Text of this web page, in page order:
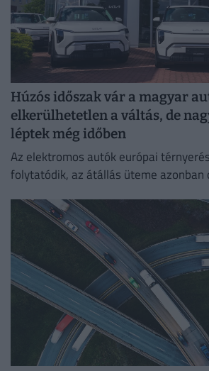
Húzós időszak vár a magyar
elkerülhetetlen a váltás, de
léptek még időben
Az elektromos autók európai
folytatódik, az átállás üteme azonban